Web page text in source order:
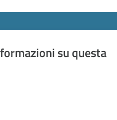
su questa